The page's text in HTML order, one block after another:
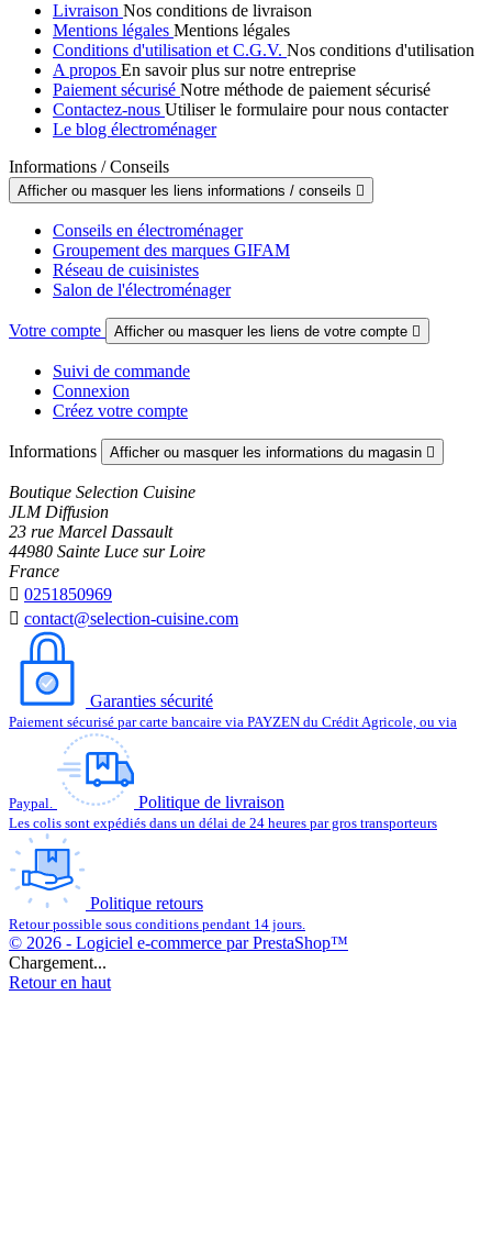
Livraison Nos conditions de livraison
Mentions légales Mentions légales
Conditions d'utilisation et C.G.V. Nos conditions d'utilisation
A propos En savoir plus sur notre entreprise
Paiement sécurisé Notre méthode de paiement sécurisé
Contactez-nous Utiliser le formulaire pour nous contacter
Le blog électroménager
Informations / Conseils
Afficher ou masquer les liens informations / conseils 
Conseils en électroménager
Groupement des marques GIFAM
Réseau de cuisinistes
Salon de l'électroménager
Votre compte Afficher ou masquer les liens de votre compte 
Suivi de commande
Connexion
Créez votre compte
Informations Afficher ou masquer les informations du magasin 
Boutique Selection Cuisine
JLM Diffusion
23 rue Marcel Dassault
44980 Sainte Luce sur Loire
France
 0251850969
 contact@selection-cuisine.com
Garanties sécurité
Paiement sécurisé par carte bancaire via PAYZEN du Crédit Agricole, ou via
Paypal. Politique de livraison
Les colis sont expédiés dans un délai de 24 heures par gros transporteurs
Politique retours
Retour possible sous conditions pendant 14 jours.
© 2026 - Logiciel e-commerce par PrestaShop™
Chargement...
Retour en haut